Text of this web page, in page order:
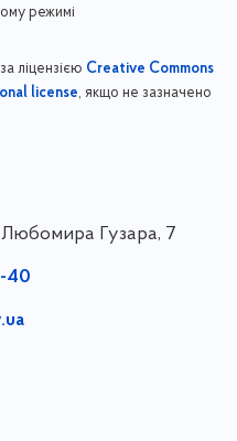
режимі
ліцензією Creative Commons
license, якщо не зазначено
Любомира Гузара, 7
40